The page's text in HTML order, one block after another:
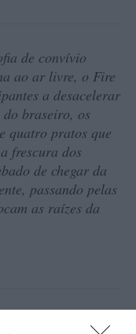
de convívio
ao ar livre, o Fire
a desacelerar
braseiro, os
quatro pratos que
frescura dos
de chegar da
passando pelas
as raízes da